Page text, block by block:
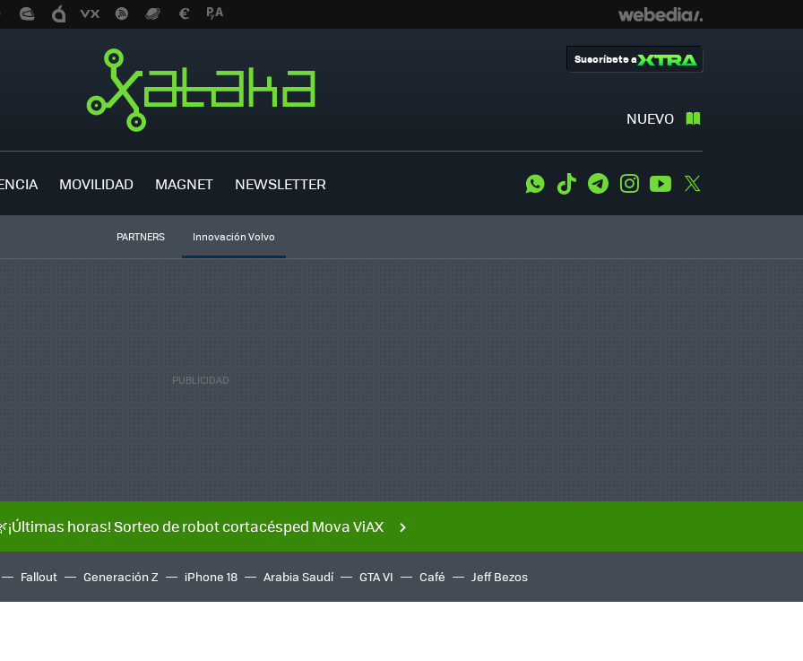
NUEVO
Suscríbete a
MOVILIDAD MAGNET NEWSLETTER WhatsApp
Tiktok TelegramInstagramYoutube
PARTNERS Innovación Volvo
horas! Sorteo de robot cortacésped Mova ViAX
Fallout Generación Z iPhone 18 Arabia Saudí GTA VI Café Jeff Bezos